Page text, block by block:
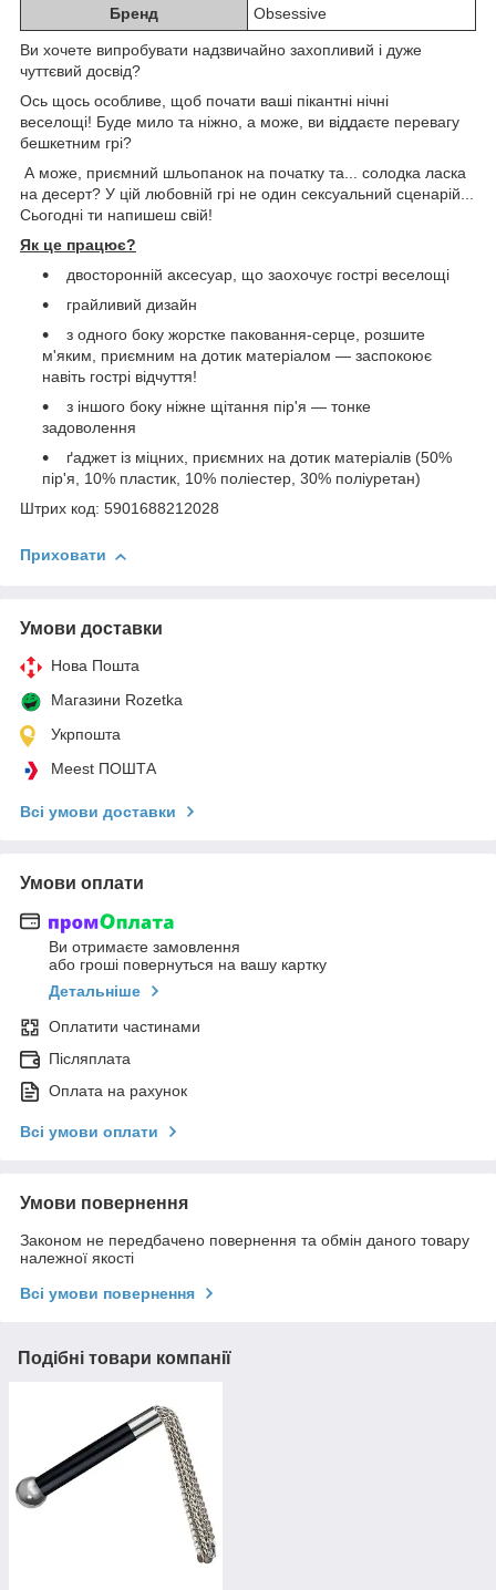
Бренд Obsessive
Ви хочете випробувати надзвичайно захопливий і дуже
чуттєвий досвід?
Ось щось особливе, щоб почати ваші пікантні нічні
веселощі! Буде мило та ніжно, а може, ви віддаєте перевагу
бешкетним грі?
А може, приємний шльопанок на початку та... солодка ласка
на десерт? У цій любовній грі не один сексуальний сценарій...
Сьогодні ти напишеш свій!
Як це працює?
двосторонній аксесуар, що заохочує гострі веселощі
грайливий дизайн
з одного боку жорстке паковання-серце, розшите
м'яким, приємним на дотик матеріалом — заспокоює
навіть гострі відчуття!
з іншого боку ніжне щітання пір'я — тонке
задоволення
ґаджет із міцних, приємних на дотик матеріалів (50%
пір'я, 10% пластик, 10% поліестер, 30% поліуретан)
Штрих код: 5901688212028
Приховати
Умови доставки
Нова Пошта
Магазини Rozetka
Укрпошта
Meest ПОШТА
Всі умови доставки
Умови оплати
Ви отримаєте замовлення
або гроші повернуться на вашу картку
Детальніше
Оплатити частинами
Післяплата
Оплата на рахунок
Всі умови оплати
Умови повернення
Законом не передбачено повернення та обмін даного товару
належної якості
Всі умови повернення
Подібні товари компанії